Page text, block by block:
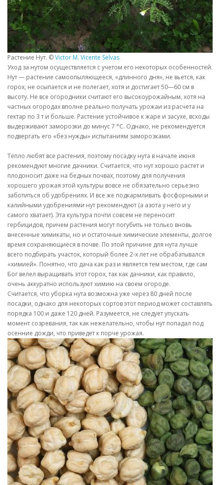
Растение Нут. ©Victor M. Vicente Selvas
Уход за нутом осуществляется с учетом его некоторых особенностей.
Нут — растение самоопыляющееся, «длинного дня», не вьется, как
горох, не осыпается и не полегает, хотя и достигает 50—60 см в
высоту. Не все огородники считают его высокоурожайным, хотя на
частных огородах вполне реально получать урожаи из расчета на
гектар по 3 т и больше. Растение устойчивое к жаре и засухе, всходы
выдерживают заморозки до минус 7 °С. Однако, не рекомендуется
подвергать его «без нужды» испытаниям заморозками.
Тепло любят все растения, поэтому посадку нута в начале июня
рекомендуют многие дачники. Считается, что нут хорошо растет и
плодоносит даже на бедных почвах, поэтому для получения
хорошего урожая этой культуры вовсе не обязательно серьезно
заботиться об удобрениях. И все же подкармливать фосфорными и
калийными удобрениями нут рекомендуют (а азота у него и у
самого хватает). Эта культура почти совсем не переносит
гербицидов, причем растения могут погубить не только вновь
внесенные химикаты, но и остаточные химические элементы, долгое
время сохраняющиеся в почве. По этой причине для нута лучше
всего подбирать участок, который более 2-х лет не обрабатывался
«химией». Понятно, что дача как раз и является тем местом, где сам
Бог велел выращивать этот горох, так как дачники, как правило,
очень аккуратно используют химию на своем огороде.
Считается, что уборка нута возможна уже через 80 дней после
посадки, однако для некоторых сортов этот период может составлять
порядка 100 и даже 120 дней. Разумеется, не следует упускать
момент созревания, так как нежелательно, чтобы нут попадал под
осенние дожди, что приведет к порче урожая.